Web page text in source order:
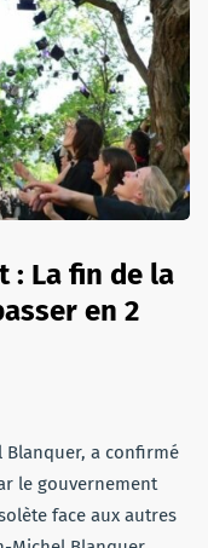
: La fin de la
en 2
Blanquer, a confirmé
le gouvernement
face aux autres